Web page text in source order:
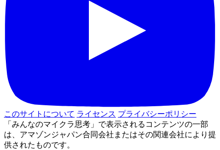
このサイトについて ライセンス プライバシーポリシー
「みんなのマイクラ思考」で表示されるコンテンツの一部
は、アマゾンジャパン合同会社またはその関連会社により提
供されたものです。